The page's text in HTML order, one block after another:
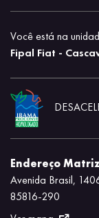
Você está na
Fipal Fiat -
Endereço
Avenida Brasil,
85816-290